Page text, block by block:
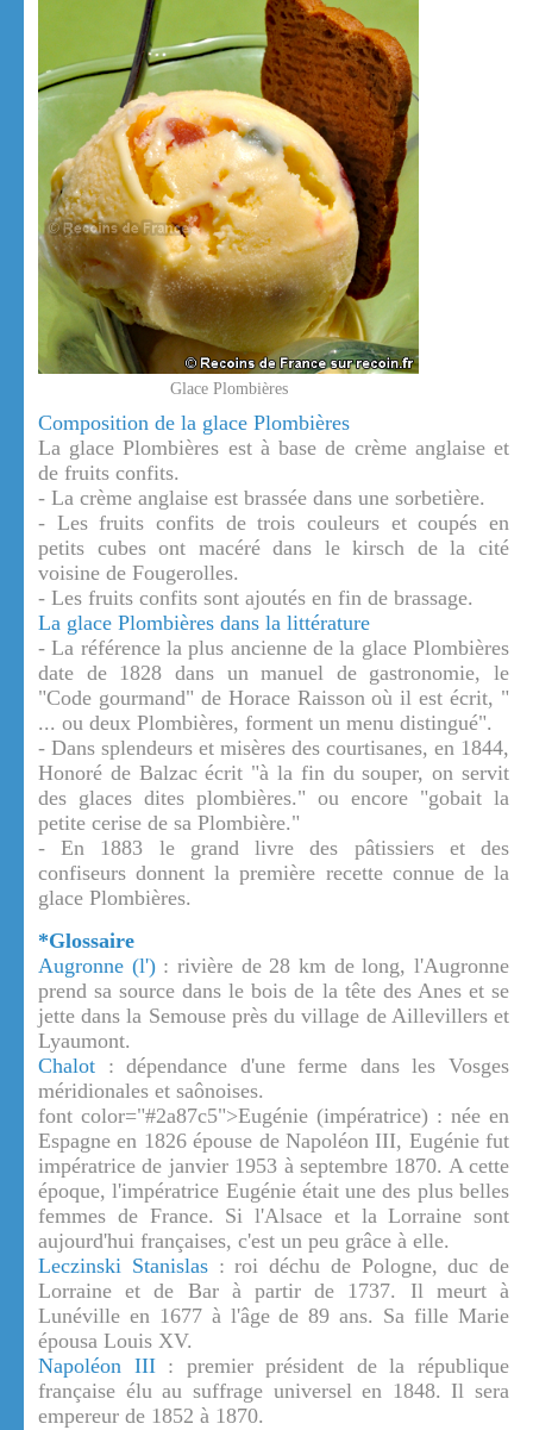
Glace Plombières
Composition de la glace Plombières
La glace Plombières est à base de crème anglaise et
de fruits confits.
- La crème anglaise est brassée dans une sorbetière.
- Les fruits confits de trois couleurs et coupés en
petits cubes ont macéré dans le kirsch de la cité
voisine de Fougerolles.
- Les fruits confits sont ajoutés en fin de brassage.
La glace Plombières dans la littérature
- La référence la plus ancienne de la glace Plombières
date de 1828 dans un manuel de gastronomie, le
"Code gourmand" de Horace Raisson où il est écrit, "
... ou deux Plombières, forment un menu distingué".
- Dans splendeurs et misères des courtisanes, en 1844,
Honoré de Balzac écrit "à la fin du souper, on servit
des glaces dites plombières." ou encore "gobait la
petite cerise de sa Plombière."
- En 1883 le grand livre des pâtissiers et des
confiseurs donnent la première recette connue de la
glace Plombières.
*Glossaire
Augronne (l'): rivière de 28 km de long, l'Augronne
prend sa source dans le bois de la tête des Anes et se
jette dans la Semouse près du village de Aillevillers et
Lyaumont.
Chalot : dépendance d'une ferme dans les Vosges
méridionales et saônoises.
font color="#2a87c5">Eugénie (impératrice) : née en
Espagne en 1826 épouse de Napoléon III, Eugénie fut
impératrice de janvier 1953 à septembre 1870. A cette
époque, l'impératrice Eugénie était une des plus belles
femmes de France. Si l'Alsace et la Lorraine sont
aujourd'hui françaises, c'est un peu grâce à elle.
Leczinski Stanislas: roi déchu de Pologne, duc de
Lorraine et de Bar à partir de 1737. Il meurt à
Lunéville en 1677 à l'âge de 89 ans. Sa fille Marie
épousa Louis XV.
Napoléon III: premier président de la république
française élu au suffrage universel en 1848. Il sera
empereur de 1852 à 1870.